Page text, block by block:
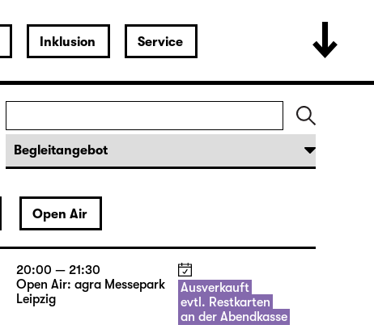
Inklusion Service
Open Air
Ausverkauft
evtl. Restkarten
an der Abendkasse
20:00 — 21:30
Open Air: agra Messepark
Leipzig